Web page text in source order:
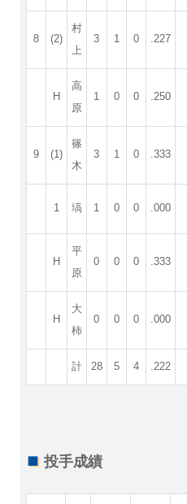
8 (2)
村
上
3 1 0 .227
H
高
原
1 0 0 .250
9 (1)
篠
木
3 1 0 .333
1 塙 1 0 0 .000
H
平
原
0 0 0 .333
H
大
柿
0 0 0 .000
計 28 5 4 .222
投手成績